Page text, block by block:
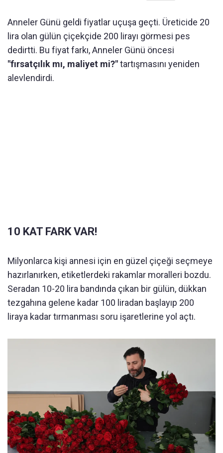
Anneler Günü geldi fiyatlar uçuşa geçti. Üreticide 20
lira olan gülün çiçekçide 200 lirayı görmesi pes
dedirtti. Bu fiyat farkı, Anneler Günü öncesi
"fırsatçılık mı, maliyet mi?"tartışmasını yeniden
alevlendirdi.
10 KAT FARK VAR!
Milyonlarca kişi annesi için en güzel çiçeği seçmeye
hazırlanırken, etiketlerdeki rakamlar moralleri bozdu.
Seradan 10-20 lira bandında çıkan bir gülün, dükkan
tezgahına gelene kadar 100 liradan başlayıp 200
liraya kadar tırmanması soru işaretlerine yol açtı.